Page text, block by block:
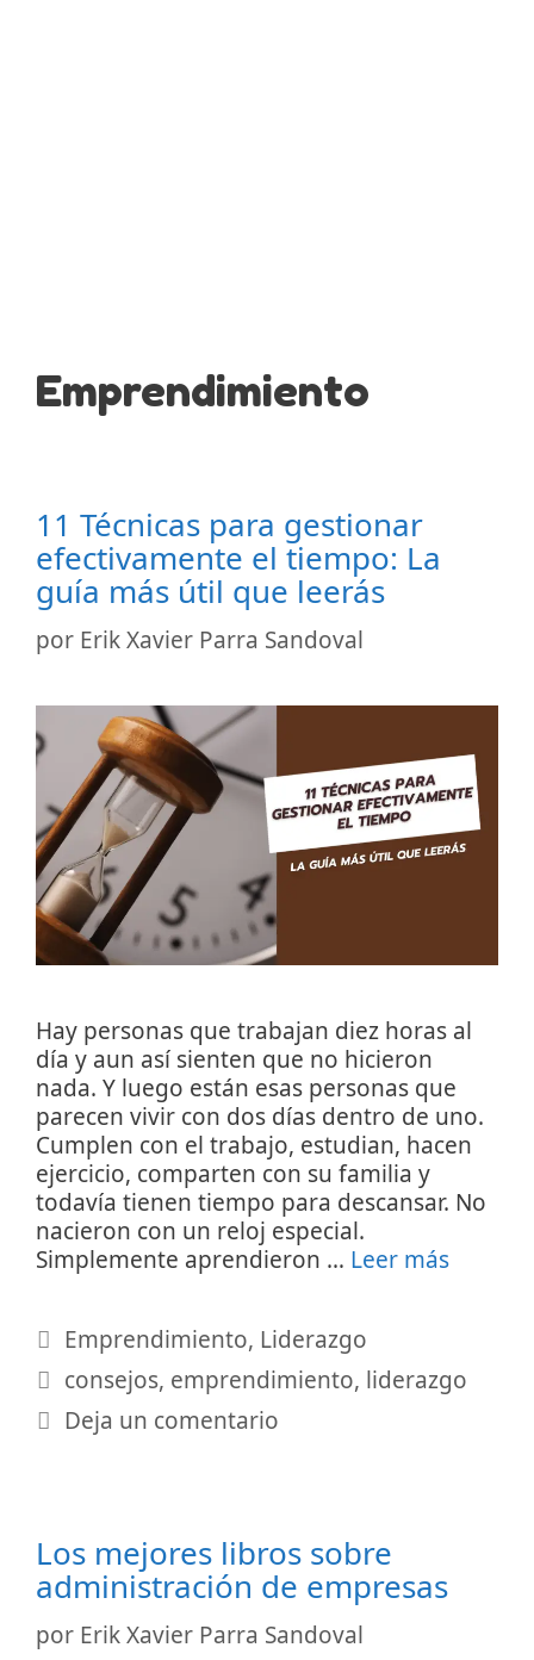
Emprendimiento
11 Técnicas para gestionar
efectivamente el tiempo: La
guía más útil que leerás
por Erik Xavier Parra Sandoval
Hay personas que trabajan diez horas al
día y aun así sienten que no hicieron
nada. Y luego están esas personas que
parecen vivir con dos días dentro de uno.
Cumplen con el trabajo, estudian, hacen
ejercicio, comparten con su familia y
todavía tienen tiempo para descansar. No
nacieron con un reloj especial.
Simplemente aprendieron … Leer más
Categorías
Emprendimiento, Liderazgo
Etiquetas
consejos, emprendimiento, liderazgo
Deja un comentario
Los mejores libros sobre
administración de empresas
por Erik Xavier Parra Sandoval